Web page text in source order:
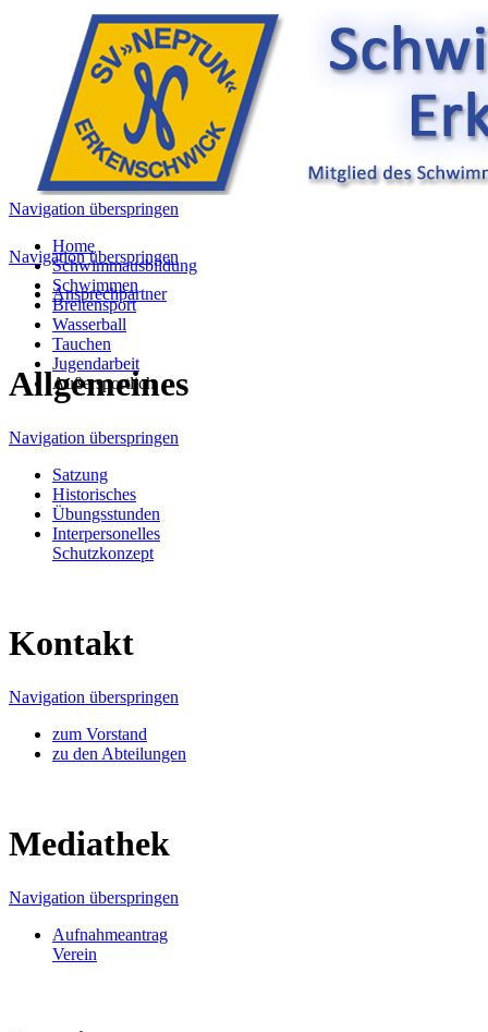
Navigation überspringen
Home
Schwimmausbildung
Schwimmen
Breitensport
Wasserball
Tauchen
Jugendarbeit
Außersportlich
Navigation überspringen
Ansprechpartner
Allgemeines
Navigation überspringen
Satzung
Historisches
Übungsstunden
Interpersonelles
Schutzkonzept
Kontakt
Navigation überspringen
zum Vorstand
zu den Abteilungen
Mediathek
Navigation überspringen
Aufnahmeantrag
Verein